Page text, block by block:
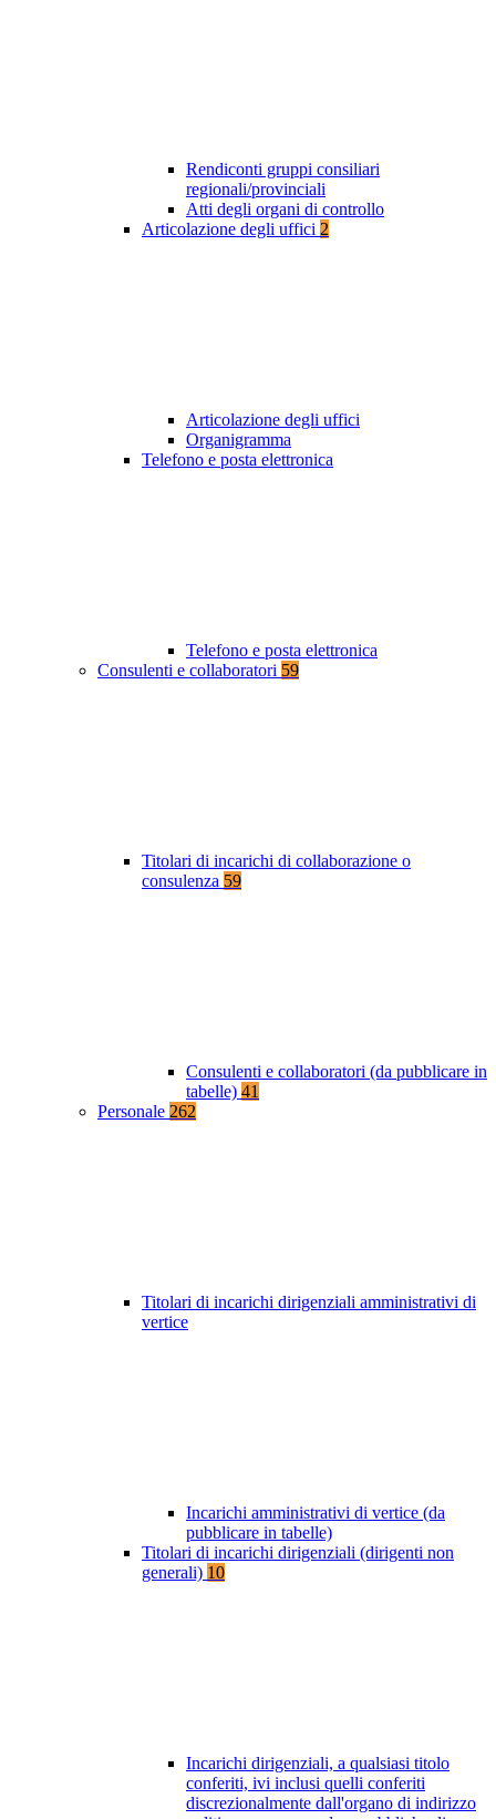
Rendiconti gruppi consiliari
regionali/provinciali
Atti degli organi di controllo
Articolazione degli uffici 2
Articolazione degli uffici
Organigramma
Telefono e posta elettronica
Telefono e posta elettronica
Consulenti e collaboratori 59
Titolari di incarichi di collaborazione o
consulenza 59
Consulenti e collaboratori (da pubblicare in
tabelle) 41
Personale 262
Titolari di incarichi dirigenziali amministrativi di
vertice
Incarichi amministrativi di vertice (da
pubblicare in tabelle)
Titolari di incarichi dirigenziali (dirigenti non
generali) 10
Incarichi dirigenziali, a qualsiasi titolo
conferiti, ivi inclusi quelli conferiti
discrezionalmente dall'organo di indirizzo